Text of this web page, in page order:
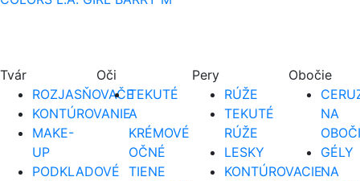
Tvár
ROZJASŇOVAČE
KONTÚROVANIE
MAKE-
UP
PODKLADOVÉ
Oči
TEKUTÉ
A
KRÉMOVÉ
OČNÉ
TIENE
Pery
RÚŽE
TEKUTÉ
RÚŽE
LESKY
KONTÚROVACIE
Obočie
NA
GÉLY
NA